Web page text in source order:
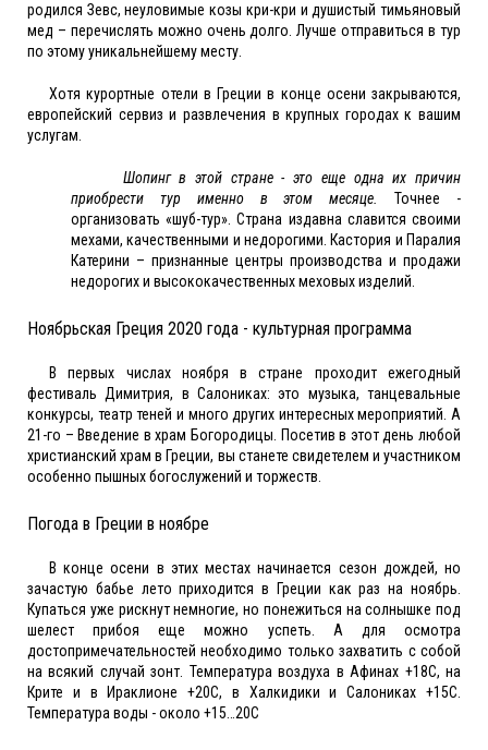
родился Зевс, неуловимые козы кри-кри и душистый тимьяновый
мед – перечислять можно очень долго. Лучше отправиться в тур
по этому уникальнейшему месту.
Хотя курортные отели в Греции в конце осени закрываются,
европейский сервиз и развлечения в крупных городах к вашим
услугам.
Шопинг в этой стране - это еще одна их причин
приобрести тур именно в этом месяце.
Точнее -
организовать «шуб-тур». Страна издавна славится своими
мехами, качественными и недорогими. Кастория и Паралия
Катерини – признанные центры производства и продажи
недорогих и высококачественных меховых изделий.
Ноябрьская Греция 2020 года - культурная программа
В первых числах ноября в стране проходит ежегодный
фестиваль Димитрия, в Салониках: это музыка, танцевальные
конкурсы, театр теней и много других интересных мероприятий. А
21-го – Введение в храм Богородицы. Посетив в этот день любой
христианский храм в Греции, вы станете свидетелем и участником
особенно пышных богослужений и торжеств.
Погода в Греции в ноябре
В конце осени в этих местах начинается сезон дождей, но
зачастую бабье лето приходится в Греции как раз на ноябрь.
Купаться уже рискнут немногие, но понежиться на солнышке под
шелест прибоя еще можно успеть. А для осмотра
достопримечательностей необходимо только захватить с собой
на всякий случай зонт. Температура воздуха в Афинах +18С, на
Крите и в Ираклионе +20С, в Халкидики и Салониках +15С.
Температура воды - около +15…20С